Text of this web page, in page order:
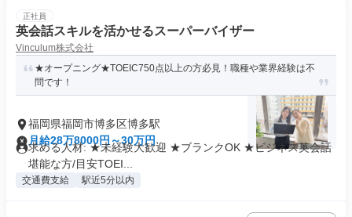
正社員
英会話スキルを活かせるスーパーバイザー
Vinculum株式会社
★オープニング★TOEIC750点以上の方必見！職種や業界経験は不
問です！
福岡県福岡市博多区博多駅
月給28万8000円～30万円
求める人材: ★未経験大歓迎 ★ブランクOK ★ビジネス英会話
堪能な方/目安TOEI...
交通費支給 駅近5分以内